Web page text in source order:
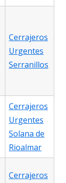
Cerrajeros
Urgentes
Serranillos
Cerrajeros
Urgentes
Solana de
Rioalmar
Cerrajeros